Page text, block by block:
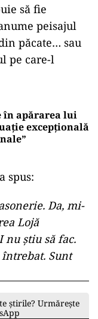
să fie
peisajul
păcate… sau
pe care-l
în apărarea lui
excepțională
spus:
Da, mi-
Lojă
nu știu să fac.
Sunt
știrile? Urmărește